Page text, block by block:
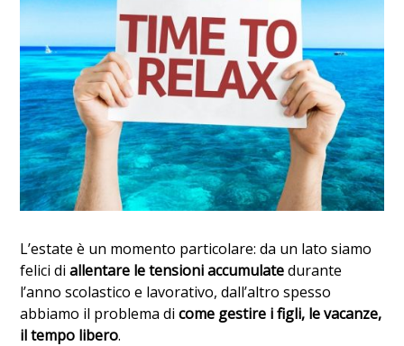
L’estate è un momento particolare: da un lato siamo
felici diallentare le tensioni accumulatedurante
l’anno scolastico e lavorativo, dall’altro spesso
abbiamo il problema dicome gestire i figli, le vacanze,
il tempo libero.